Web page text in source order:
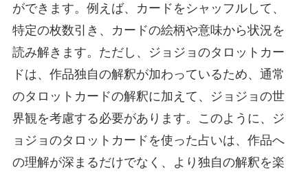
ができます。例えば、カードをシャッフルして、
特定の枚数引き、カードの絵柄や意味から状況を
読み解きます。ただし、ジョジョのタロットカー
ドは、作品独自の解釈が加わっているため、通常
のタロットカードの解釈に加えて、ジョジョの世
界観を考慮する必要があります。このように、ジ
ョジョのタロットカードを使った占いは、作品へ
の理解が深まるだけでなく、より独自の解釈を楽